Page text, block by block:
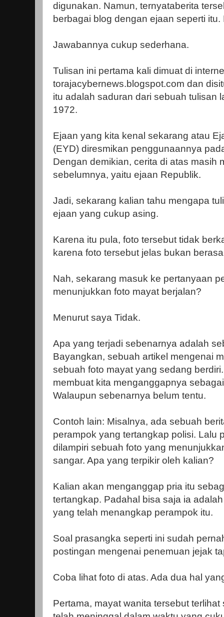
digunakan. Namun, ternyataberita
berbagai blog dengan ejaan seperti
Jawabannya cukup sederhana.
Tulisan ini pertama kali dimuat di
torajacybernews.blogspot.com dan
itu adalah saduran dari sebuah tulisan
1972.
Ejaan yang kita kenal sekarang atau
(EYD) diresmikan penggunaannya
Dengan demikian, cerita di atas masih
sebelumnya, yaitu ejaan Republik.
Jadi, sekarang kalian tahu mengapa
ejaan yang cukup asing.
Karena itu pula, foto tersebut tidak
karena foto tersebut jelas bukan
Nah, sekarang masuk ke pertanyaan
menunjukkan foto mayat berjalan?
Menurut saya Tidak.
Apa yang terjadi sebenarnya adalah
Bayangkan, sebuah artikel mengenai
sebuah foto mayat yang sedang
membuat kita menganggapnya
Walaupun sebenarnya belum tentu.
Contoh lain: Misalnya, ada sebuah
perampok yang tertangkap polisi. Lalu
dilampiri sebuah foto yang
sangar. Apa yang terpikir oleh kalian?
Kalian akan menganggap pria itu
tertangkap. Padahal bisa saja ia
yang telah menangkap perampok itu.
Soal prasangka seperti ini sudah
postingan mengenai penemuan jejak
Coba lihat foto di atas. Ada dua hal
Pertama, mayat wanita tersebut